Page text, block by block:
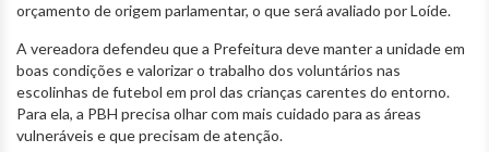
orçamento de origem parlamentar, o que será avaliado por Loíde.
A vereadora defendeu que a Prefeitura deve manter a unidade em
boas condições e valorizar o trabalho dos voluntários nas
escolinhas de futebol em prol das crianças carentes do entorno.
Para ela, a PBH precisa olhar com mais cuidado para as áreas
vulneráveis e que precisam de atenção.